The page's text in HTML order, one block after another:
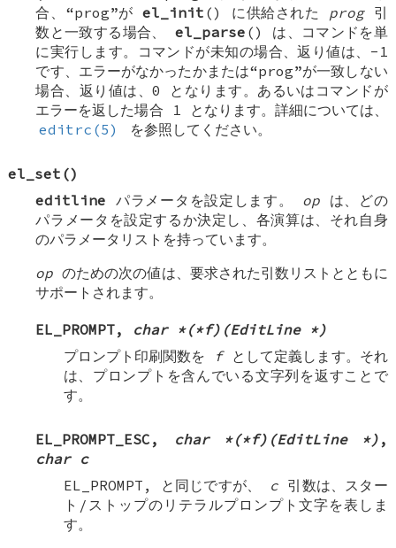
合、“prog”がel_init () に供給された prog引
数と一致する場合、 el_parse () は、コマンドを単
に実行します。コマンドが未知の場合、返り値は、-1
です、エラーがなかったかまたは“prog”が一致しない
場合、返り値は、0 となります。あるいはコマンドが
エラーを返した場合 1 となります。詳細については、
editrc(5)
を参照してください。
el_set ()
editline パラメータを設定します。 opは、どの
パラメータを設定するか決定し、各演算は、それ自身
のパラメータリストを持っています。
op のための次の値は、要求された引数リストとともに
サポートされます。
EL_PROMPT, char *(*f)(EditLine *)
プロンプト印刷関数を
fとして定義します。それ
は、プロンプトを含んでいる文字列を返すことで
す。
EL_PROMPT_ESC , char *(*f)(EditLine *) ,
char c
EL_PROMPT , と同じですが、 c 引数は、スター
ト/ストップのリテラルプロンプト文字を表しま
す。